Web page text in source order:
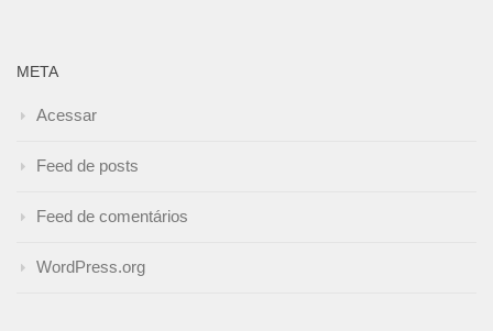
META
Acessar
Feed de posts
Feed de comentários
WordPress.org